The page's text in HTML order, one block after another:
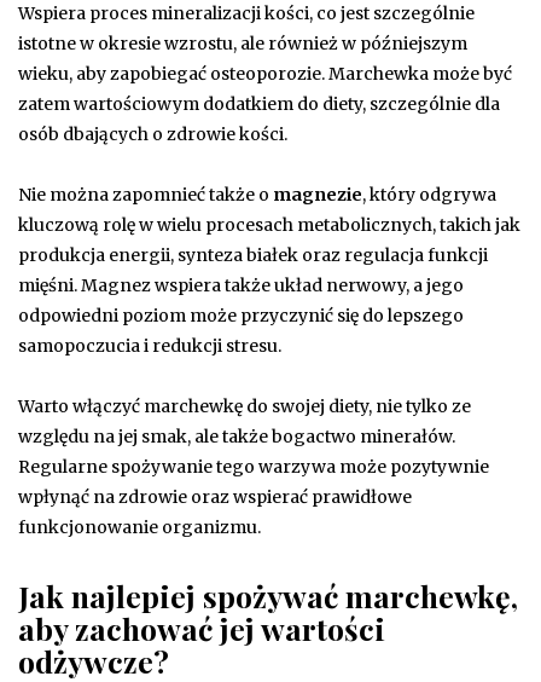
Wspiera proces mineralizacji kości, co jest szczególnie
istotne w okresie wzrostu, ale również w późniejszym
wieku, aby zapobiegać osteoporozie. Marchewka może być
zatem wartościowym dodatkiem do diety, szczególnie dla
osób dbających o zdrowie kości.
Nie można zapomnieć także o magnezie, który odgrywa
kluczową rolę w wielu procesach metabolicznych, takich jak
produkcja energii, synteza białek oraz regulacja funkcji
mięśni. Magnez wspiera także układ nerwowy, a jego
odpowiedni poziom może przyczynić się do lepszego
samopoczucia i redukcji stresu.
Warto włączyć marchewkę do swojej diety, nie tylko ze
względu na jej smak, ale także bogactwo minerałów.
Regularne spożywanie tego warzywa może pozytywnie
wpłynąć na zdrowie oraz wspierać prawidłowe
funkcjonowanie organizmu.
Jak najlepiej spożywać marchewkę,
aby zachować jej wartości
odżywcze?